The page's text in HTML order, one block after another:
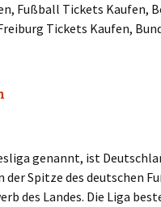
Fußball Tickets Kaufen,
Tickets Kaufen,
genannt, ist
Spitze des deutschen
des Landes. Die Liga